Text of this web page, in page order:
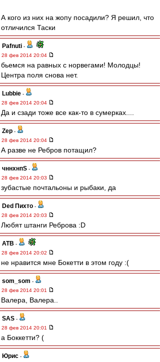
А кого из них на жопу посадили? Я решил, что
отличился Таски
Pafnuti -
28 фев 2014 20:04
бьемся на равных с норвегами! Молодцы!
Центра поля снова нет.
Lubbie -
28 фев 2014 20:04
Да и сзади тоже все как-то в сумерках....
Zep -
28 фев 2014 20:04
А разве не Ребров потащил?
чннхнпS -
28 фев 2014 20:03
зубастые почтальоны и рыбаки, да
Ded Пихто -
28 фев 2014 20:03
Любят штанги Реброва :D
ATB -
28 фев 2014 20:02
не нравится мне Бокетти в этом году :(
som_som -
28 фев 2014 20:01
Валера, Валера..
SAS -
28 фев 2014 20:01
а Боккетти? (
Юрис -